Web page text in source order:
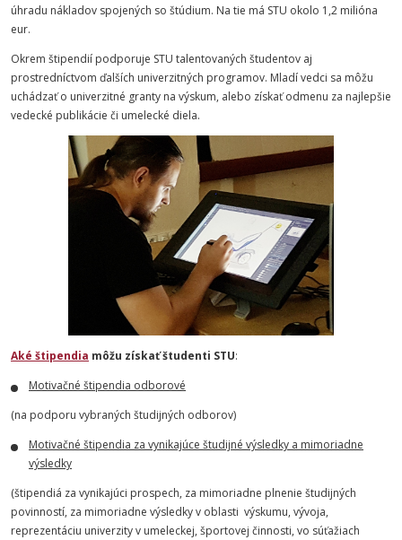
úhradu nákladov spojených so štúdium. Na tie má STU okolo 1,2 milióna
eur.
Okrem štipendií podporuje STU talentovaných študentov aj
prostredníctvom ďalších univerzitných programov. Mladí vedci sa môžu
uchádzať o univerzitné granty na výskum, alebo získať odmenu za najlepšie
vedecké publikácie či umelecké diela.
Aké štipendia môžu získať študenti STU:
Motivačné štipendia odborové
(na podporu vybraných študijných odborov)
Motivačné štipendia za vynikajúce študijné výsledky a mimoriadne
výsledky
(štipendiá za vynikajúci prospech, za mimoriadne plnenie študijných
povinností, za mimoriadne výsledky v oblasti výskumu, vývoja,
reprezentáciu univerzity v umeleckej, športovej činnosti, vo súťažiach